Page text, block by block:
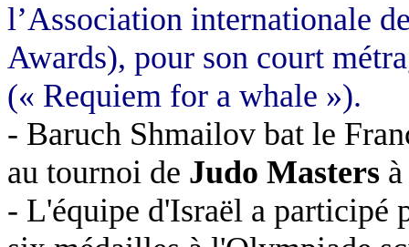
l’Association internationale
Awards), pour son court
(« Requiem for a whale »).
- Baruch Shmailov bat le
au tournoi de Judo Masters
- L'équipe d'Israël a participé